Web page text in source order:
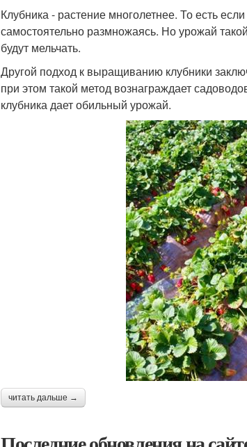
Клубника - растение многолетнее. То есть
самостоятельно размножаясь. Но урожай
будут мельчать.
Другой подход к выращиванию клубники
при этом такой метод вознаграждает
клубника дает обильный урожай.
читать дальше →